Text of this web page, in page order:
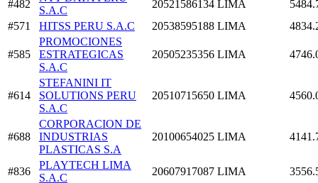
#482
S.A.C
20521586134 LIMA
#571
HITSS PERU S.A.C 20538595188 LIMA
#585
PROMOCIONES
ESTRATEGICAS
S.A.C
20505235356 LIMA
#614
STEFANINI IT
SOLUTIONS PERU
S.A.C
20510715650 LIMA
#688
CORPORACION DE
INDUSTRIAS
PLASTICAS S.A
20100654025 LIMA
#836
PLAYTECH LIMA
S.A.C
20607917087 LIMA